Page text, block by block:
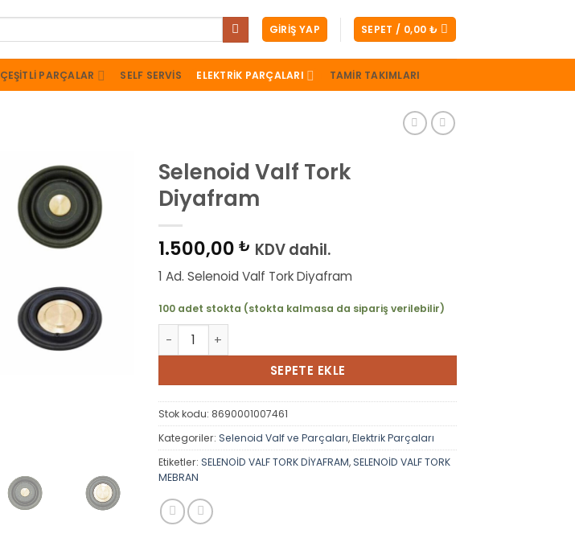
GIRIŞ YAP SEPET / 0,00 ₺
ÇEŞITLI PARÇALAR SELF SERVIS ELEKTRIK PARÇALARI TAMIR TAKIMLARI
Selenoid Valf Tork
Diyafram
1.500,00₺ KDV dahil.
1 Ad. Selenoid Valf Tork Diyafram
100 adet stokta (stokta kalmasa da sipariş verilebilir)
Selenoid Valf Tork Diyafram adet
SEPETE EKLE
Stok kodu: 8690001007461
Kategoriler:Selenoid Valf ve Parçaları,Elektrik Parçaları
Etiketler:SELENOİD VALF TORK DİYAFRAM,SELENOİD VALF TORK
MEBRAN